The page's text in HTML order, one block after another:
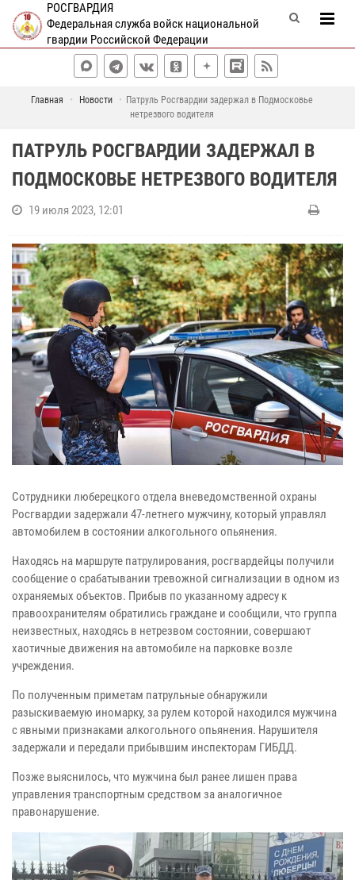
РОСГВАРДИЯ
Федеральная служба войск национальной
гвардии Российской Федерации
Главная Новости
Патруль Росгвардии задержал в Подмосковье
нетрезвого водителя
ПАТРУЛЬ РОСГВАРДИИ ЗАДЕРЖАЛ В
ПОДМОСКОВЬЕ НЕТРЕЗВОГО ВОДИТЕЛЯ
19 июля 2023, 12:01
Сотрудники люберецкого отдела вневедомственной охраны
Росгвардии задержали 47-летнего мужчину, который управлял
автомобилем в состоянии алкогольного опьянения.
Находясь на маршруте патрулирования, росгвардейцы получили
сообщение о срабатывании тревожной сигнализации в одном из
охраняемых объектов. Прибыв по указанному адресу к
правоохранителям обратились граждане и сообщили, что группа
неизвестных, находясь в нетрезвом состоянии, совершают
хаотичные движения на автомобиле на парковке возле
учреждения.
По полученным приметам патрульные обнаружили
разыскиваемую иномарку, за рулем которой находился мужчина
с явными признаками алкогольного опьянения. Нарушителя
задержали и передали прибывшим инспекторам ГИБДД.
Позже выяснилось, что мужчина был ранее лишен права
управления транспортным средством за аналогичное
правонарушение.